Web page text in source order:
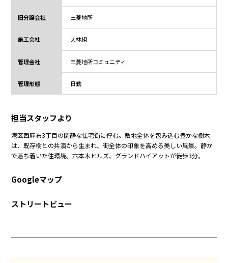
旧分譲会社 三菱地所
施工会社 大林組
管理会社 三菱地所コミュニティ
管理形態 日勤
担当スタッフより
港区西麻布3丁目の閑静な住宅街に佇む。敷地全体を包み込む豊かな樹木
は、既存樹との共演から生まれ、街全体の印象を高める美しい風景。静か
で落ち着いた住環境。六本木ヒルズ、グランドハイアットが徒歩3分。
Googleマップ
ストリートビュー